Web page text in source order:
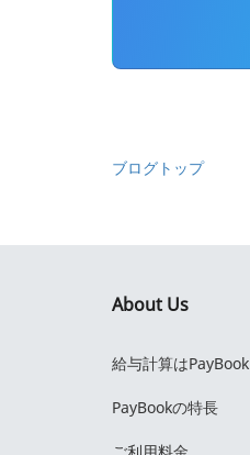
ブログトップ
About Us
給与計算はPayBook
PayBookの特長